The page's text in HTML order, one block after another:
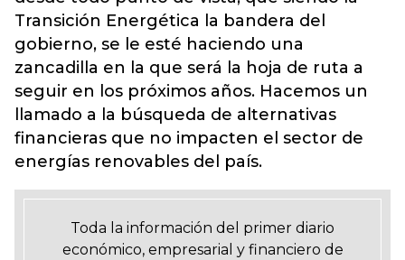
Transición Energética la bandera del
gobierno, se le esté haciendo una
zancadilla en la que será la hoja de ruta a
seguir en los próximos años. Hacemos un
llamado a la búsqueda de alternativas
financieras que no impacten el sector de
energías renovables del país.
Toda la información del primer diario
económico, empresarial y financiero de